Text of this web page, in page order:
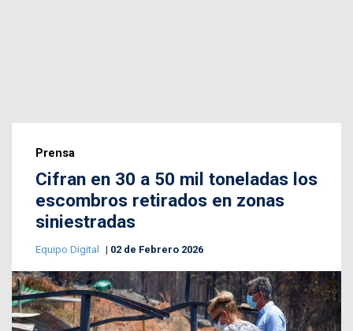
Prensa
Cifran en 30 a 50 mil toneladas los
escombros retirados en zonas
siniestradas
Equipo Digital 02 de Febrero 2026